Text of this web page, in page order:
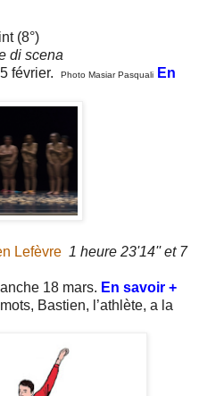
(8°)
di scena
février.
Photo Masiar Pasquali
En
Lefèvre 1 heure 23'14'' et 7
18 mars. En savoir +
Bastien, l’athlète, a la